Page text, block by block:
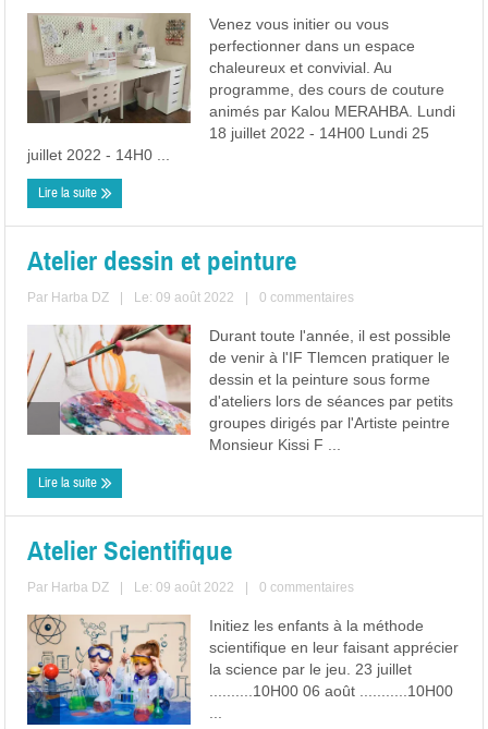
Venez vous initier ou vous
perfectionner dans un espace
chaleureux et convivial. Au
programme, des cours de couture
animés par Kalou MERAHBA. Lundi
18 juillet 2022 - 14H00 Lundi 25
juillet 2022 - 14H0 ...
Lire la suite
Atelier dessin et peinture
Par Harba DZ Le: 09 août 2022 0 commentaires
Durant toute l'année, il est possible
de venir à l'IF Tlemcen pratiquer le
dessin et la peinture sous forme
d'ateliers lors de séances par petits
groupes dirigés par l'Artiste peintre
Monsieur Kissi F ...
Lire la suite
Atelier Scientifique
Par Harba DZ Le: 09 août 2022 0 commentaires
Initiez les enfants à la méthode
scientifique en leur faisant apprécier
la science par le jeu. 23 juillet
..........10H00 06 août ...........10H00